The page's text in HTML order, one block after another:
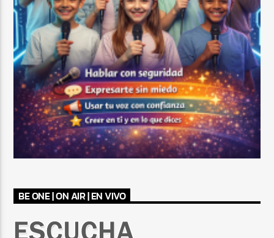
BE ONE | ON AIR | EN VIVO